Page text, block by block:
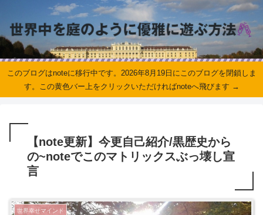
このブログはnoteに移行中です。2026年8月19日にこのブログを閉鎖しま
す。この黄色バー上をクリックいただければnoteへ飛びます →
【note更新】今更自己紹介/黒歴史から
の~noteでこのマトリックスぶっ壊し宣
言
世界幸せマインド